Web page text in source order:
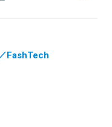
個人事務所KOSを設立
などのSNSのフォロワ
に自身初のスタイルブッ
には『SNSで夢を叶える
。
FashTech